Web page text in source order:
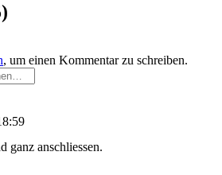
, um einen Kommentar zu schreiben.
ganz anschliessen.